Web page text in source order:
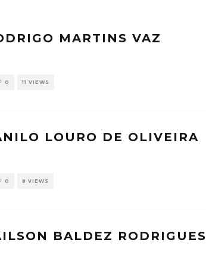
MARTINS VAZ
0 11 VIEWS
LOURO DE OLIVEIRA
0 8 VIEWS
BALDEZ RODRIGUES